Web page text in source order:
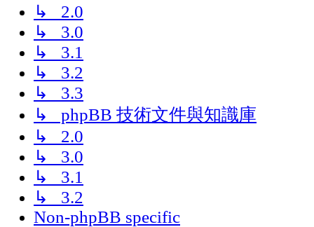
↳ 2.0
↳ 3.0
↳ 3.1
↳ 3.2
↳ 3.3
↳ phpBB 技術文件與知識庫
↳ 2.0
↳ 3.0
↳ 3.1
↳ 3.2
Non-phpBB specific